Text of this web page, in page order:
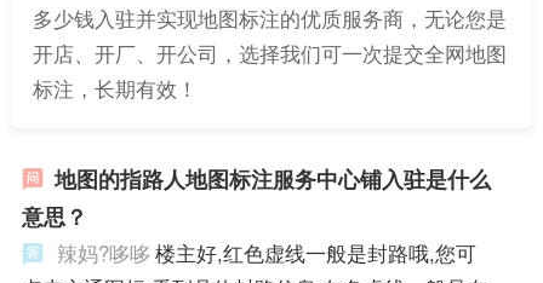
多少钱入驻并实现地图标注的优质服务商，无论您是
开店、开厂、开公司，选择我们可一次提交全网地图
标注，长期有效！
地图的指路人地图标注服务中心铺入驻是什么
意思？
辣妈?哆哆 楼主好,红色虚线一般是封路哦,您可